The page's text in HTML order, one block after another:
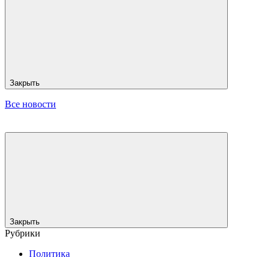
Закрыть
Все новости
Закрыть
Рубрики
Политика